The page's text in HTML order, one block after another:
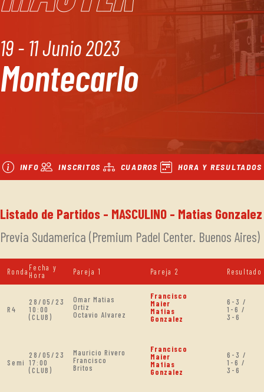
19 - 11 Junio 2023
Montecarlo
INFO INSCRITOS CUADROS HORA Y RESULTADOS
Listado de Partidos - MASCULINO - Matias Gonzalez
Previa Sudamerica (Premium Padel Center. Buenos Aires)
Ronda Fecha y
Hora
Pareja 1 Pareja 2 Resultado
R4
28/05/23
10:00
(CLUB)
Omar Matias
Ortiz
Octavio Alvarez
Francisco
Maier
Matias
Gonzalez
6-3 /
1-6 /
3-6
Semi
28/05/23
17:00
(CLUB)
Mauricio Rivero
Francisco
Britos
Francisco
Maier
Matias
Gonzalez
6-3 /
1-6 /
3-6